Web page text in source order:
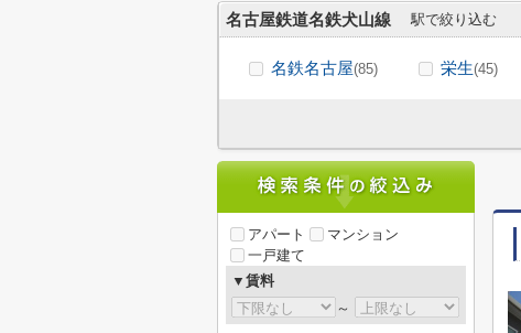
名古屋鉄道名鉄犬山線 駅で絞り込む
名鉄名古屋(85) 栄生(45)
アパート
マンション
一戸建て
▼賃料
～